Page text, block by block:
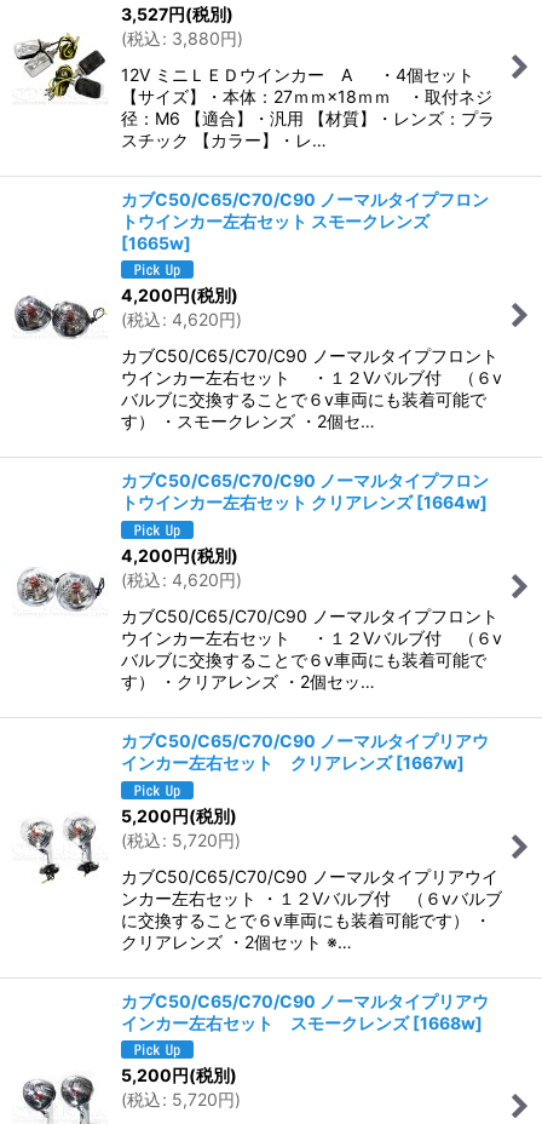
3,527円(税別)
(税込: 3,880円)
12V ミニＬＥＤウインカー A ・4個セット
【サイズ】・本体：27ｍｍ×18ｍｍ ・取付ネジ
径：M6 【適合】・汎用 【材質】・レンズ：プラ
スチック 【カラー】・レ…
カブC50/C65/C70/C90 ノーマルタイプフロン
トウインカー左右セット スモークレンズ
[1665w]
4,200円(税別)
(税込: 4,620円)
カブC50/C65/C70/C90 ノーマルタイプフロント
ウインカー左右セット ・１２Vバルブ付 （６v
バルブに交換することで６v車両にも装着可能で
す） ・スモークレンズ ・2個セ…
カブC50/C65/C70/C90 ノーマルタイプフロン
トウインカー左右セット クリアレンズ [1664w]
4,200円(税別)
(税込: 4,620円)
カブC50/C65/C70/C90 ノーマルタイプフロント
ウインカー左右セット ・１２Vバルブ付 （６v
バルブに交換することで６v車両にも装着可能で
す） ・クリアレンズ ・2個セッ…
カブC50/C65/C70/C90 ノーマルタイプリアウ
インカー左右セット クリアレンズ [1667w]
5,200円(税別)
(税込: 5,720円)
カブC50/C65/C70/C90 ノーマルタイプリアウイ
ンカー左右セット ・１２Vバルブ付 （６vバルブ
に交換することで６v車両にも装着可能です） ・
クリアレンズ ・2個セット ※…
カブC50/C65/C70/C90 ノーマルタイプリアウ
インカー左右セット スモークレンズ [1668w]
5,200円(税別)
(税込: 5,720円)